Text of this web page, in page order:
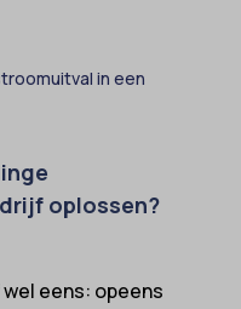
oplossen?
eens: opeens